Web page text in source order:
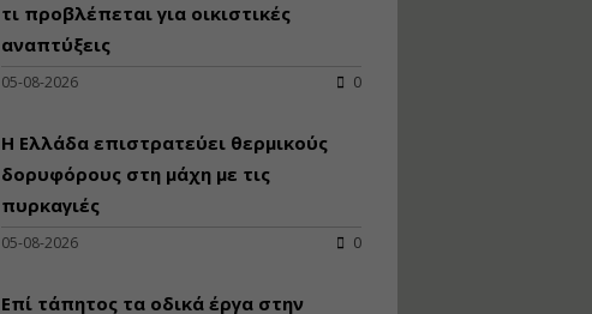
τι προβλέπεται για οικιστικές
αναπτύξεις
05-08-2026 0
Η Ελλάδα επιστρατεύει θερμικούς
δορυφόρους στη μάχη με τις
πυρκαγιές
05-08-2026 0
Επί τάπητος τα οδικά έργα στην
πιστοποιητικού
Εισηγητές:
Γραμματή Μπακλατσή
Τιμή από: €145.00